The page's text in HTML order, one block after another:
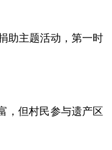
助主题活动，第一时
，但村民参与遗产区